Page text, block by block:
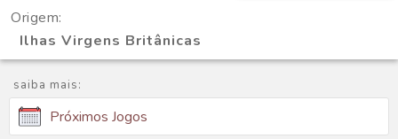
Origem:
Ilhas Virgens Britânicas
saiba mais:
Próximos Jogos